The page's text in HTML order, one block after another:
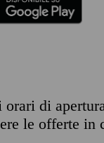
orari di
le offerte in